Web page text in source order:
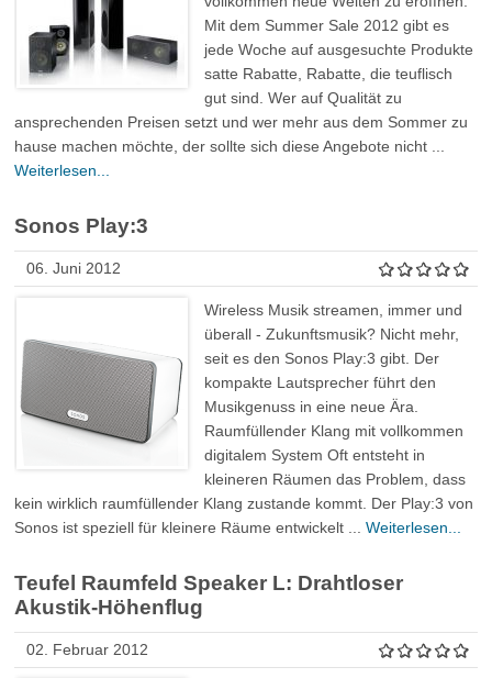
Mit dem Summer Sale 2012 gibt es
jede Woche auf ausgesuchte Produkte
satte Rabatte, Rabatte, die teuflisch
gut sind. Wer auf Qualität zu
ansprechenden Preisen setzt und wer mehr aus dem Sommer zu
hause machen möchte, der sollte sich diese Angebote nicht ...
Weiterlesen...
Sonos Play:3
06. Juni 2012
Wireless Musik streamen, immer und
überall - Zukunftsmusik? Nicht mehr,
seit es den Sonos Play:3 gibt. Der
kompakte Lautsprecher führt den
Musikgenuss in eine neue Ära.
Raumfüllender Klang mit vollkommen
digitalem System Oft entsteht in
kleineren Räumen das Problem, dass
kein wirklich raumfüllender Klang zustande kommt. Der Play:3 von
Sonos ist speziell für kleinere Räume entwickelt ...Weiterlesen...
Teufel Raumfeld Speaker L: Drahtloser
Akustik-Höhenflug
02. Februar 2012